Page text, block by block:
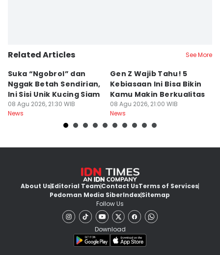
Related Articles See More
Suka “Ngobrol” dan
Nggak Betah Sendirian,
Ini Sisi Unik Kucing Siam
08 Agu 2026, 21:30 WIB
News
Gen Z Wajib Tahu! 5
Kebiasaan Ini Bisa Bikin
Kamu Makin Berkualitas
08 Agu 2026, 21:00 WIB
News
About UsEditorial TeamContact UsTerms of Services
Pedoman Media SiberIndexSitemap
Follow Us
Download